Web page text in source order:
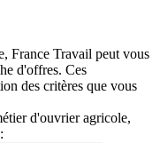
France Travail peut vous
d'offres. Ces
des critères que vous
d'ouvrier agricole,